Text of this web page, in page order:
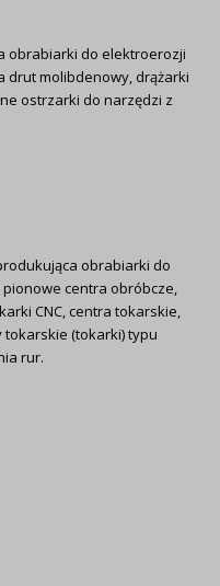
obrabiarki do elektroerozji
drut molibdenowy, drążarki
ostrzarki do narzędzi z
obrabiarki do
centra obróbcze,
CNC, centra tokarskie,
(tokarki) typu
rur.